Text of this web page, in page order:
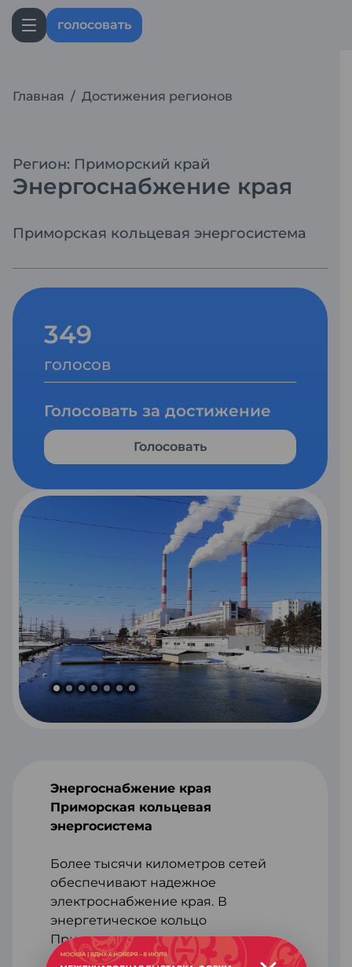
голосовать
Главная / Достижения регионов
Регион: Приморский край
Энергоснабжение края
Приморская кольцевая энергосистема
349
голосов
Голосовать за достижение
Голосовать
Энергоснабжение края
Приморская кольцевая
энергосистема
Более тысячи километров сетей
обеспечивают надежное
электроснабжение края. В
энергетическое кольцо
Приморского края входят
Приморская ГРЭС и